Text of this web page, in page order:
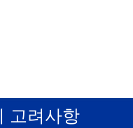
고려사항